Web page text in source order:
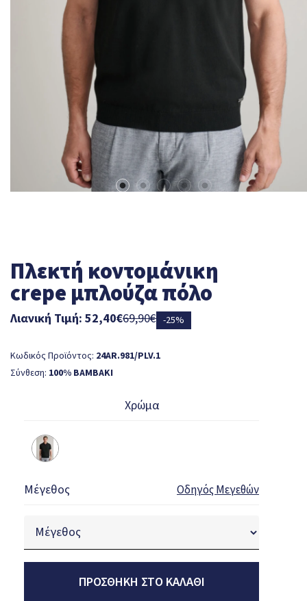
Πλεκτή κοντομάνικη
crepe μπλούζα πόλο
69,90€
Λιανική Τιμή: 52,40€ -25%
Κωδικός Προϊόντος: 24AR.981/PLV.1
Σύνθεση: 100% ΒΑΜΒΑΚΙ
Χρώμα
Μέγεθος Οδηγός Μεγεθών
ΠΡΟΣΘΉΚΗ ΣΤΟ ΚΑΛΆΘΙ